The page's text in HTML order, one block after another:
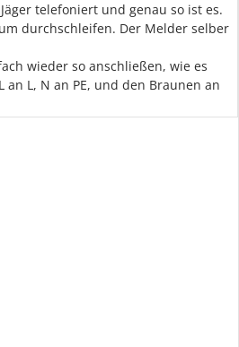
telefoniert und genau so ist es.
durchschleifen. Der Melder selber
wieder so anschließen, wie es
L, N an PE, und den Braunen an